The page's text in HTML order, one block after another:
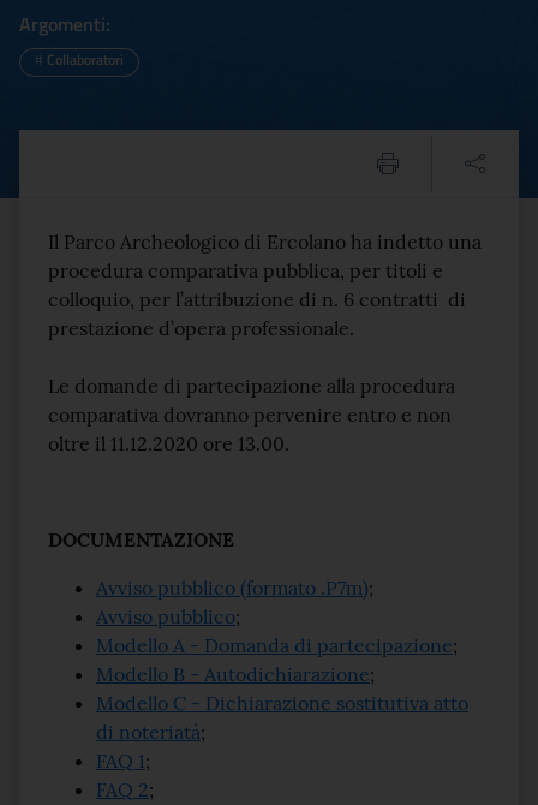
Argomenti:
# Collaboratori
AVVISO PUBBLICO DI
Testo del comunicato
Il Parco Archeologico di Ercolano ha indetto una
procedura comparativa pubblica, per titoli e
colloquio, per l’attribuzione di n. 6 contratti di
prestazione d’opera professionale.
Le domande di partecipazione alla procedura
comparativa dovranno pervenire entro e non
oltre il 11.12.2020 ore 13.00.
DOCUMENTAZIONE
Avviso pubblico (formato .P7m);
Avviso pubblico;
Modello A - Domanda di partecipazione;
Modello B - Autodichiarazione;
Modello C - Dichiarazione sostitutiva atto
di noteriatà;
FAQ 1;
FAQ 2;